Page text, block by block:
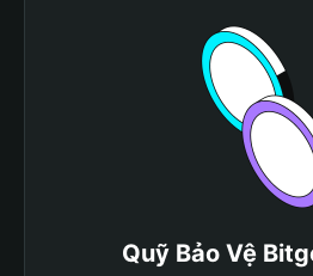
Quỹ Bảo Vệ